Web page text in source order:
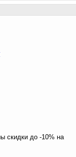
скидки до -10% на